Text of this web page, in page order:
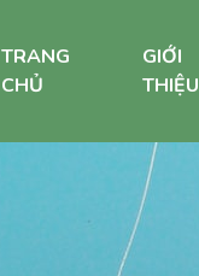
TRANG
CHỦ
GIỚI
THIỆU